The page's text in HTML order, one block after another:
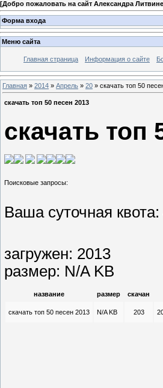
[Добро пожаловать на сайт Александра
Форма входа
Меню сайта
Главная страница Информация о сайте
Главная » 2014 » Апрель » 20 » скачать топ 50
скачать топ 50 песен 2013
скачать топ
Ваша суточная квота:
загружен: 2013
размер: N/A KB
название размер скачан
скачать топ 50 песен 2013 N/A KB 203